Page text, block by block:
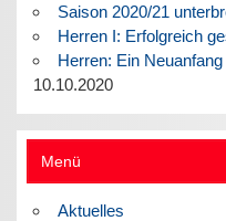
Saison 2020/21
Herren I: Erfolgreich
Herren: Ein
10.10.2020
Menü
Aktuelles